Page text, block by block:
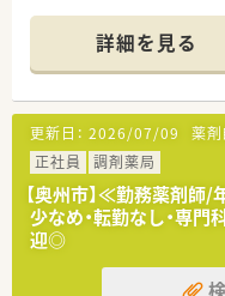
■内科・循環器科・
■薬局内平均年齢は
管理薬剤師は40代女
量で進めています。
＼ ここが魅力
◇完全週休二日制・
◇「産前、産後休業
100％達成中！◇
◇独立支援制度も実
福利厚生やワークラ
産後休業】、【育児
詳細を見る
更新日： 2026/07/09 薬剤
正社員
調剤薬局
【奥州市】≪勤務薬剤師
少なめ・転勤なし・専
迎◎